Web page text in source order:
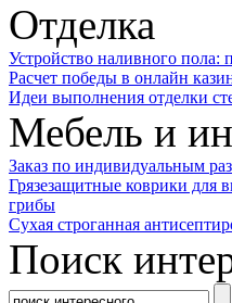
Отделка
Устройство наливного пола:
Расчет победы в онлайн
Идеи выполнения отделки
Мебель и
Заказ по индивидуальным
Грязезащитные коврики для
грибы
Сухая строганная
Поиск